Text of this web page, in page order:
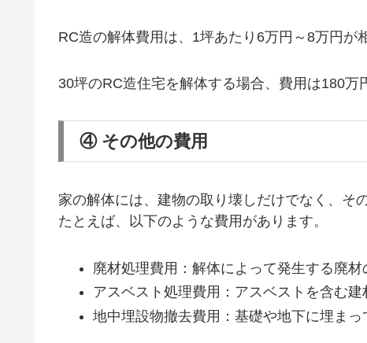
RC造の解体費用は、1坪あたり6万円～8万円が
30坪のRC造住宅を解体する場合、費用は180万
④ その他の費用
家の解体には、建物の取り壊しだけでなく、そ
たとえば、以下のような費用があります。
廃材処理費用：解体によって発生する廃材
アスベスト処理費用：アスベストを含む
地中埋設物撤去費用：基礎や地下に埋まっ